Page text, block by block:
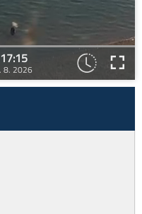
17:15
8. 2026